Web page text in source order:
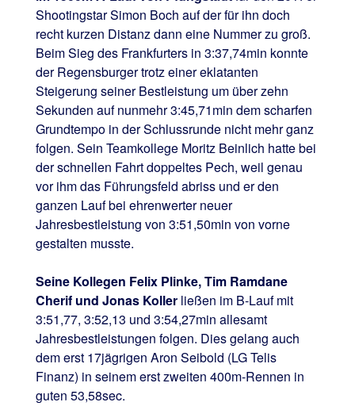
Shootingstar Simon Boch auf der für ihn doch
recht kurzen Distanz dann eine Nummer zu groß.
Beim Sieg des Frankfurters in 3:37,74min konnte
der Regensburger trotz einer eklatanten
Steigerung seiner Bestleistung um über zehn
Sekunden auf nunmehr 3:45,71min dem scharfen
Grundtempo in der Schlussrunde nicht mehr ganz
folgen. Sein Teamkollege Moritz Beinlich hatte bei
der schnellen Fahrt doppeltes Pech, weil genau
vor ihm das Führungsfeld abriss und er den
ganzen Lauf bei ehrenwerter neuer
Jahresbestleistung von 3:51,50min von vorne
gestalten musste.
Seine Kollegen Felix Plinke, Tim Ramdane
Cherif und Jonas Kollerließen im B-Lauf mit
3:51,77, 3:52,13 und 3:54,27min allesamt
Jahresbestleistungen folgen. Dies gelang auch
dem erst 17jägrigen Aron Seibold (LG Telis
Finanz) in seinem erst zweiten 400m-Rennen in
guten 53,58sec.